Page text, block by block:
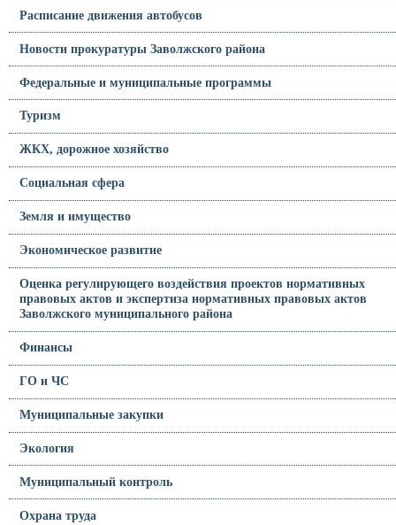
Расписание движения автобусов
Новости прокуратуры Заволжского района
Федеральные и муниципальные программы
Туризм
ЖКХ, дорожное хозяйство
Социальная сфера
Земля и имущество
Экономическое развитие
Оценка регулирующего воздействия проектов нормативных
правовых актов и экспертиза нормативных правовых актов
Заволжского муниципального района
Финансы
ГО и ЧС
Муниципальные закупки
Экология
Муниципальный контроль
Охрана труда